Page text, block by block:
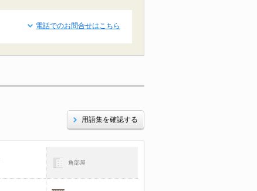
電話でのお問合せはこちら
用語集を確認する
角部屋